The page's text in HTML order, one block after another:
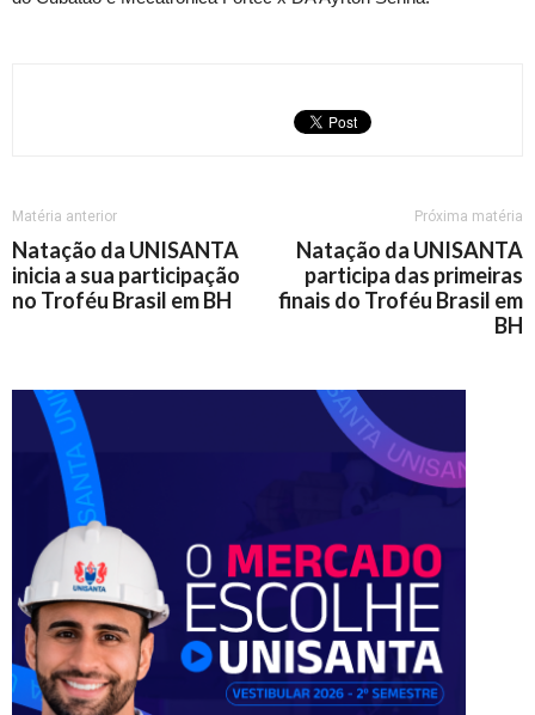
Matéria anterior
Natação da UNISANTA
inicia a sua participação
no Troféu Brasil em BH
Próxima matéria
Natação da UNISANTA
participa das primeiras
finais do Troféu Brasil em
BH